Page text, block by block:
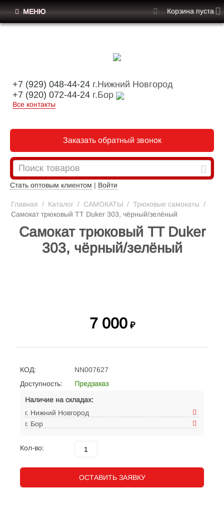
+7 (929) 048-44-24 г.Нижний Новгород
+7 (920) 072-44-24 г.Бор
Все контакты
Заказать обратный звонок
Стать оптовым клиентом | Войти
МЕНЮ Корзина пуста
Главная / Каталог / САМОКАТЫ / Трюковые самокаты /
Самокат трюковый TT Duker 303, чёрный/зелёный
Самокат трюковый TT Duker
303, чёрный/зелёный
7 000 ₽
КОД:
NN007627
Доступность:
Предзаказ
Наличие на складах:
г. Нижний Новгород
г. Бор
Кол-во:
ОСТАВИТЬ ЗАЯВКУ